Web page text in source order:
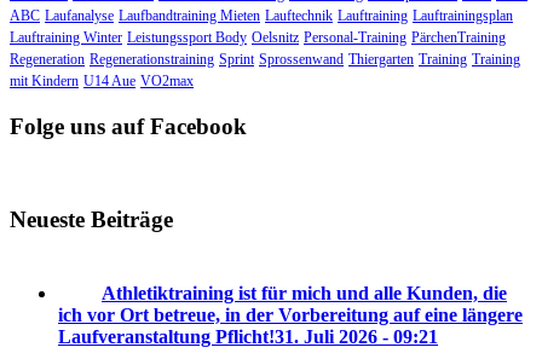
ABC Laufanalyse Laufbandtraining Mieten Lauftechnik Lauftraining Lauftrainingsplan
Lauftraining Winter Leistungssport Body Oelsnitz Personal-Training PärchenTraining
Regeneration Regenerationstraining Sprint Sprossenwand Thiergarten Training Training
mit Kindern U14 Aue VO2max
Folge uns auf Facebook
Neueste Beiträge
Athletiktraining ist für mich und alle Kunden, die
ich vor Ort betreue, in der Vorbereitung auf eine längere
Laufveranstaltung Pflicht!31. Juli 2026 - 09:21